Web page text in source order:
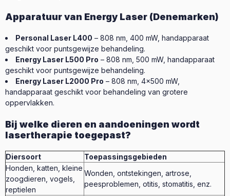
Apparatuur van Energy Laser (Denemarken)
Personal Laser L400 – 808 nm, 400 mW, handapparaat
geschikt voor puntsgewijze behandeling.
Energy Laser L500 Pro – 808 nm, 500 mW, handapparaat
geschikt voor puntsgewijze behandeling.
Energy Laser L2000 Pro – 808 nm, 4x500 mW,
handapparaat geschikt voor behandeling van grotere
oppervlakken.
Bij welke dieren en aandoeningen wordt
lasertherapie toegepast?
Diersoort
Toepassingsgebieden
Honden, katten, kleine
zoogdieren, vogels,
reptielen
Wonden, ontstekingen, artrose,
peesproblemen, otitis, stomatitis, enz.